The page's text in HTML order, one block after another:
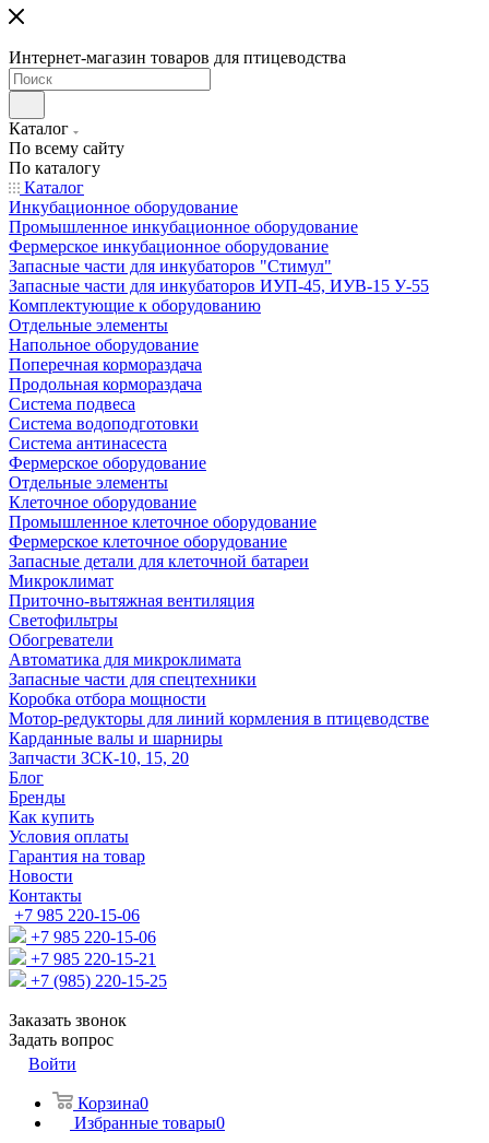
Интернет-магазин товаров для птицеводства
Каталог
По всему сайту
По каталогу
Каталог
Инкубационное оборудование
Промышленное инкубационное оборудование
Фермерское инкубационное оборудование
Запасные части для инкубаторов "Стимул"
Запасные части для инкубаторов ИУП-45, ИУВ-15 У-55
Комплектующие к оборудованию
Отдельные элементы
Напольное оборудование
Поперечная кормораздача
Продольная кормораздача
Система подвеса
Система водоподготовки
Система антинасеста
Фермерское оборудование
Отдельные элементы
Клеточное оборудование
Промышленное клеточное оборудование
Фермерское клеточное оборудование
Запасные детали для клеточной батареи
Микроклимат
Приточно-вытяжная вентиляция
Светофильтры
Обогреватели
Автоматика для микроклимата
Запасные части для спецтехники
Коробка отбора мощности
Мотор-редукторы для линий кормления в птицеводстве
Карданные валы и шарниры
Запчасти ЗСК-10, 15, 20
Блог
Бренды
Как купить
Условия оплаты
Гарантия на товар
Новости
Контакты
+7 985 220-15-06
+7 985 220-15-06
+7 985 220-15-21
+7 (985) 220-15-25
Заказать звонок
Задать вопрос
Войти
Корзина0
Избранные товары0